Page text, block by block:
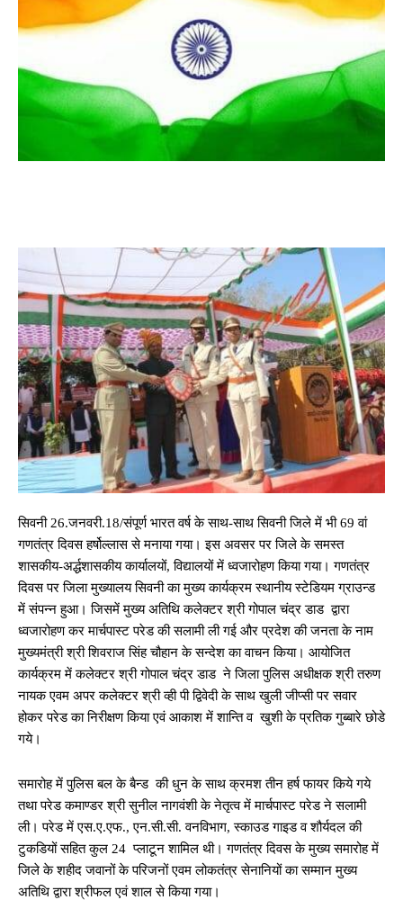
सिवनी 26.जनवरी.18/संपूर्ण भारत वर्ष के साथ-साथ सिवनी जिले में भी 69 वां
गणतंत्र दिवस हर्षोल्लास से मनाया गया। इस अवसर पर जिले के समस्त
शासकीय-अर्द्धशासकीय कार्यालयों, विद्यालयों में ध्वजारोहण किया गया। गणतंत्र
दिवस पर जिला मुख्यालय सिवनी का मुख्य कार्यक्रम स्थानीय स्टेडियम ग्राउन्ड
में संपन्न हुआ। जिसमें मुख्य अतिथि कलेक्टर श्री गोपाल चंद्र डाड द्वारा
ध्वजारोहण कर मार्चपास्ट परेड की सलामी ली गई और प्रदेश की जनता के नाम
मुख्यमंत्री श्री शिवराज सिंह चौहान के सन्देश का वाचन किया। आयोजित
कार्यक्रम में कलेक्टर श्री गोपाल चंद्र डाड ने जिला पुलिस अधीक्षक श्री तरुण
नायक एवम अपर कलेक्टर श्री व्ही पी द्विवेदी के साथ खुली जीप्सी पर सवार
होकर परेड का निरीक्षण किया एवं आकाश में शान्ति व खुशी के प्रतिक गुब्बारे छोडे
गये।
समारोह में पुलिस बल के बैन्ड की धुन के साथ क्रमश तीन हर्ष फायर किये गये
तथा परेड कमाण्डर श्री सुनील नागवंशी के नेतृत्व में मार्चपास्ट परेड ने सलामी
ली। परेड में एस.ए.एफ., एन.सी.सी. वनविभाग, स्काउड गाइड व शौर्यदल की
टुकडियों सहित कुल 24 प्लाटून शामिल थी। गणतंत्र दिवस के मुख्य समारोह में
जिले के शहीद जवानों के परिजनों एवम लोकतंत्र सेनानियों का सम्मान मुख्य
अतिथि द्वारा श्रीफल एवं शाल से किया गया।